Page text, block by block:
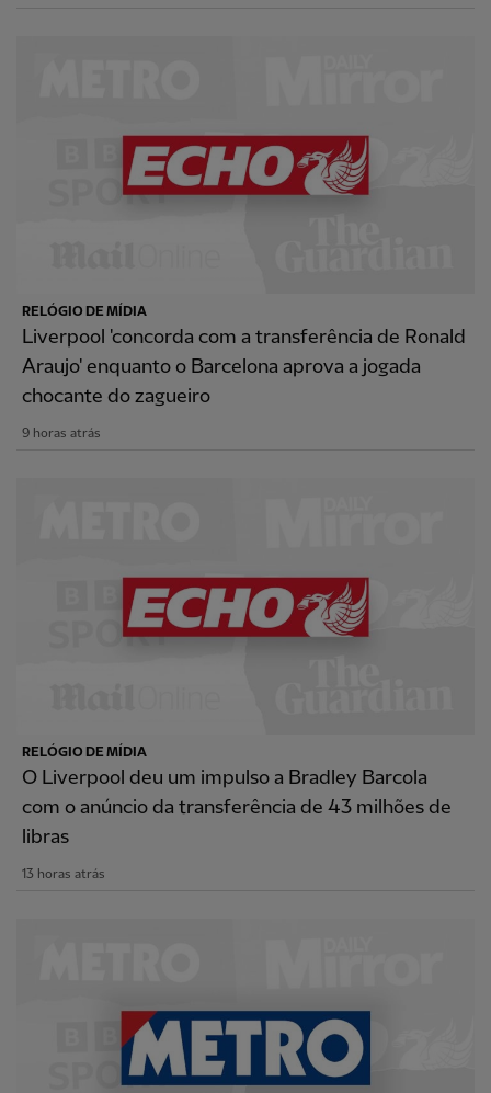
RELÓGIO DE MÍDIA
Liverpool 'concorda com a transferência de Ronald
Araujo' enquanto o Barcelona aprova a jogada
chocante do zagueiro
9 horas atrás
RELÓGIO DE MÍDIA
O Liverpool deu um impulso a Bradley Barcola
com o anúncio da transferência de 43 milhões de
libras
13 horas atrás